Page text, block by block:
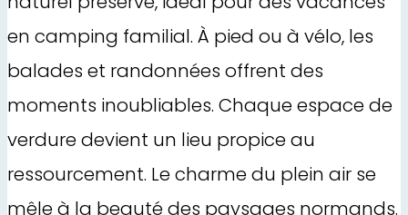
en camping familial. À pied ou à vélo, les
balades et randonnées offrent des
moments inoubliables. Chaque espace de
verdure devient un lieu propice au
ressourcement. Le charme du plein air se
mêle à la beauté des paysages normands.